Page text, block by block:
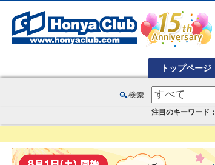
トップページ
注目のキーワード：